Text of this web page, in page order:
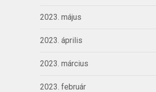
2023. május
2023. április
2023. március
2023. február